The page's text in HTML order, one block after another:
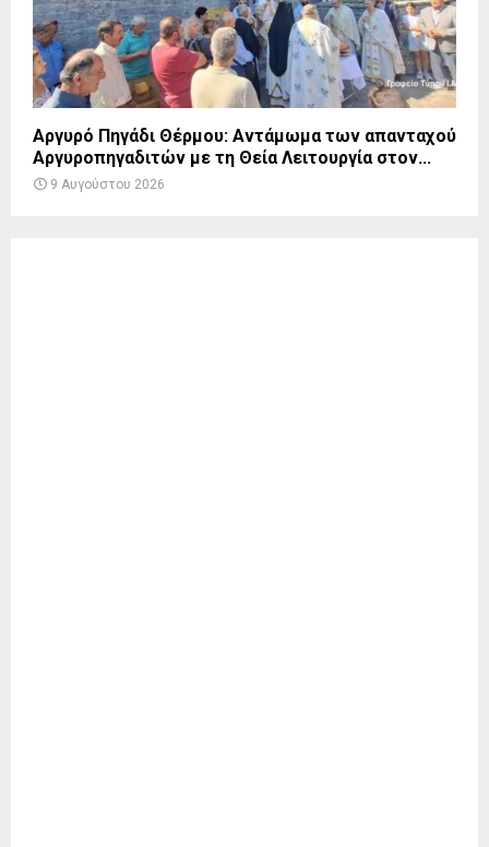
Αργυρό Πηγάδι Θέρμου: Αντάμωμα των απανταχού
Αργυροπηγαδιτών με τη Θεία Λειτουργία στον...
9 Αυγούστου 2026